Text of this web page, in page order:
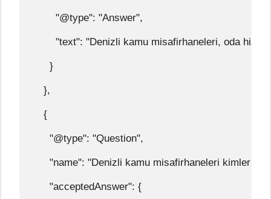
        "@type": "Answer",
"text": "Denizli kamu misafirhaneleri, oda
      }
    },
    {
      "@type": "Question",
"name": "Denizli kamu misafirhaneleri kimler
      "acceptedAnswer": {